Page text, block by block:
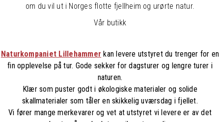
om du vil ut i Norges flotte fjellheim og urørte natur.
Vår butikk
Naturkompaniet Lillehammer kan levere utstyret du trenger for en
fin opplevelse på tur. Gode sekker for dagsturer og lengre turer i
naturen.
Klær som puster godt i økologiske materialer og solide
skallmaterialer som tåler en skikkelig uværsdag i fjellet.
Vi fører mange merkevarer og vet at utstyret vi levere er av det